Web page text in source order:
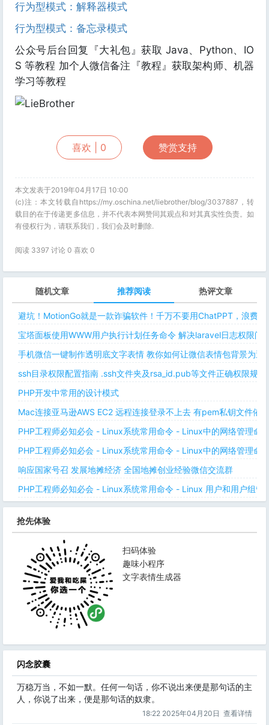
行为型模式：解释器模式
行为型模式：备忘录模式
公众号后台回复『大礼包』获取 Java、Python、IO
S 等教程 加个人微信备注『教程』获取架构师、机器
学习等教程
喜欢 | 0 赞赏支持
本文发表于2019年04月17日 10:00
(c)注：本文转载自https://my.oschina.net/liebrother/blog/3037887，转
载目的在于传递更多信息，并不代表本网赞同其观点和对其真实性负责。如
有侵权行为，请联系我们，我们会及时删除.
阅读 3397 讨论 0 喜欢 0
随机文章 推荐阅读 热评文章
避坑！MotionGo就是一款诈骗软件！千万不要用ChatPPT，浪费时
宝塔面板使用WWW用户执行计划任务命令 解决laravel日志权限问
手机微信一键制作透明底文字表情 教你如何让微信表情包背景为
ssh目录权限配置指南 .ssh文件夹及rsa_id.pub等文件正确权限规则
PHP开发中常用的设计模式
Mac连接亚马逊AWS EC2 远程连接登录不上去 有pem私钥文件依
PHP工程师必知必会 - Linux系统常用命令 - Linux中的网络管理命
PHP工程师必知必会 - Linux系统常用命令 - Linux中的网络管理命
响应国家号召 发展地摊经济 全国地摊创业经验微信交流群
PHP工程师必知必会 - Linux系统常用命令 - Linux 用户和用户组管
抢先体验
扫码体验
趣味小程序
文字表情生成器
闪念胶囊
万稳万当，不如一默。任何一句话，你不说出来便是那句话的主
人，你说了出来，便是那句话的奴隶。
18:22 2025年04月20日 查看详情